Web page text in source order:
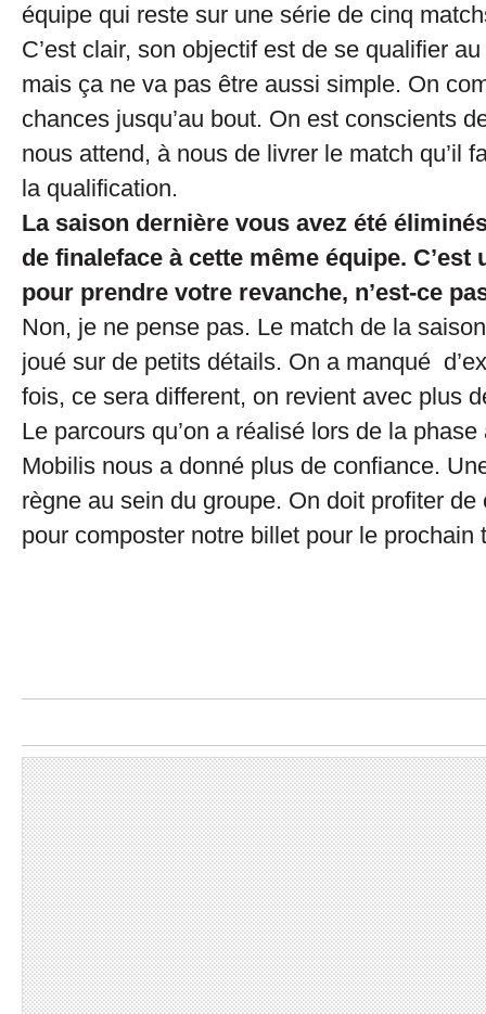
équipe qui reste sur une série de cinq
C’est clair, son objectif est de se qualifier
mais ça ne va pas être aussi simple. On
chances jusqu’au bout. On est conscients
nous attend, à nous de livrer le match qu’il
la qualification.
La saison dernière vous avez été
de finaleface à cette même équipe. C’est
pour prendre votre revanche, n’est-ce
Non, je ne pense pas. Le match de la
joué sur de petits détails. On a manqué
fois, ce sera different, on revient avec plus
Le parcours qu’on a réalisé lors de la
Mobilis nous a donné plus de confiance.
règne au sein du groupe. On doit profiter de
pour composter notre billet pour le prochain